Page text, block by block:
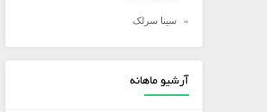
سینا سرلک
شادمهر عقیلی
آرشیو ماهانه